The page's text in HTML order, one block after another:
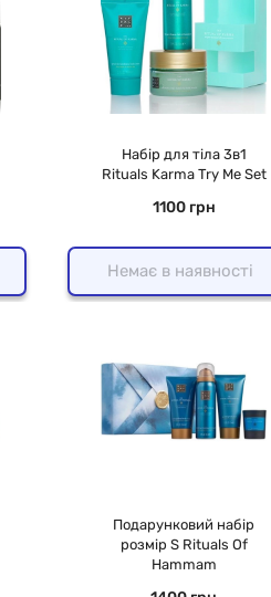
Набір для тіла 3в1
Rituals Karma Try Me Set
1100 грн
Немає в наявності
Подарунковий набір
розмір S Rituals Of
Hammam